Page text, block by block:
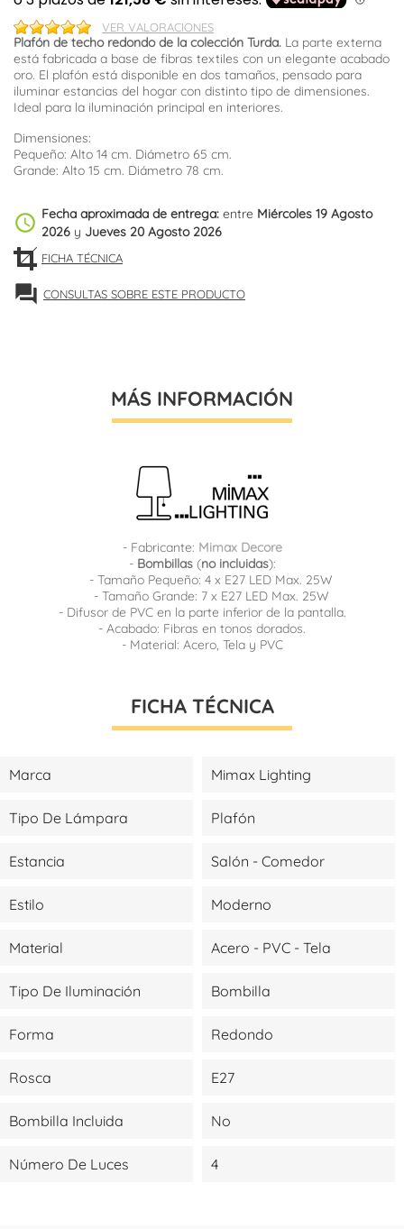
VER VALORACIONES
Plafón de techo redondo de la colección Turda. La parte externa
está fabricada a base de fibras textiles con un elegante acabado
oro. El plafón está disponible en dos tamaños, pensado para
iluminar estancias del hogar con distinto tipo de dimensiones.
Ideal para la iluminación principal en interiores.
Dimensiones:
Pequeño: Alto 14 cm. Diámetro 65 cm.
Grande: Alto 15 cm. Diámetro 78 cm.
schedule Fecha aproximada de entrega: entre Miércoles 19 Agosto
2026 y Jueves 20 Agosto 2026
FICHA TÉCNICA
forum CONSULTAS SOBRE ESTE PRODUCTO
MÁS INFORMACIÓN
- Fabricante: Mimax Decore
- Bombillas(no incluidas):
- Tamaño Pequeño: 4 x E27 LED Max. 25W
- Tamaño Grande: 7 x E27 LED Max. 25W
- Difusor de PVC en la parte inferior de la pantalla.
- Acabado: Fibras en tonos dorados.
- Material: Acero, Tela y PVC
FICHA TÉCNICA
Marca Mimax Lighting
Tipo De Lámpara Plafón
Estancia Salón - Comedor
Estilo Moderno
Material Acero - PVC - Tela
Tipo De Iluminación Bombilla
Forma Redondo
Rosca E27
Bombilla Incluida No
Número De Luces 4